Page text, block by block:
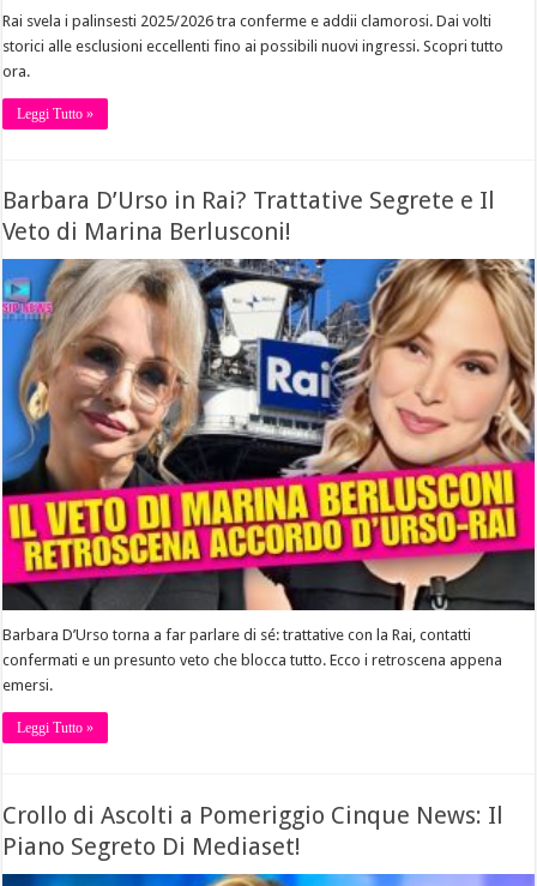
Rai svela i palinsesti 2025/2026 tra conferme e addii clamorosi. Dai volti
storici alle esclusioni eccellenti fino ai possibili nuovi ingressi. Scopri tutto
ora.
Leggi Tutto »
Barbara D’Urso in Rai? Trattative Segrete e Il
Veto di Marina Berlusconi!
Barbara D’Urso torna a far parlare di sé: trattative con la Rai, contatti
confermati e un presunto veto che blocca tutto. Ecco i retroscena appena
emersi.
Leggi Tutto »
Crollo di Ascolti a Pomeriggio Cinque News: Il
Piano Segreto Di Mediaset!